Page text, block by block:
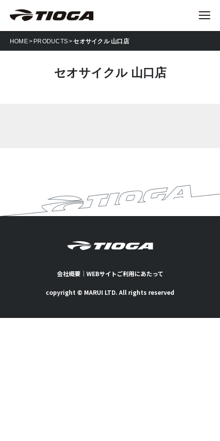
HOME PRODUCTS セオサイクル 山口店
セオサイクル 山口店
会社概要｜ WEBサイトご利用にあたって
copyright © MARUI LTD. All rights reserved